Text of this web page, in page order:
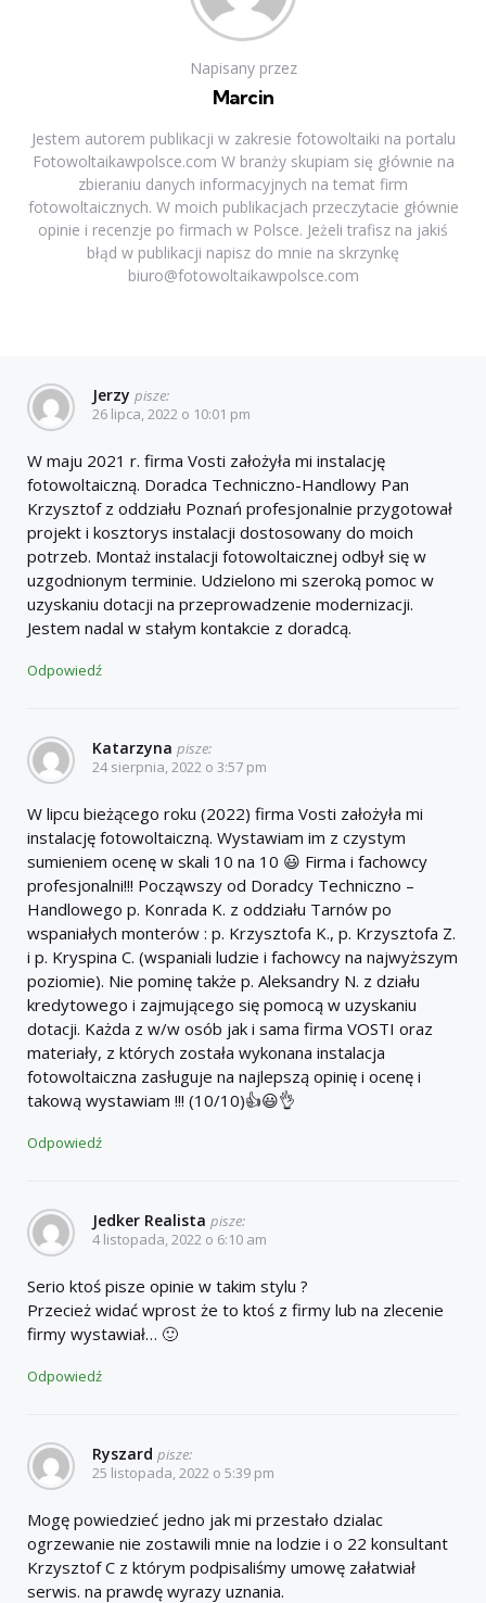
Napisany przez
Marcin
Jestem autorem publikacji w zakresie fotowoltaiki na portalu
Fotowoltaikawpolsce.com W branży skupiam się głównie na
zbieraniu danych informacyjnych na temat firm
fotowoltaicznych. W moich publikacjach przeczytacie głównie
opinie i recenzje po firmach w Polsce. Jeżeli trafisz na jakiś
błąd w publikacji napisz do mnie na skrzynkę
biuro@fotowoltaikawpolsce.com
Jerzy pisze:
26 lipca, 2022 o 10:01 pm
W maju 2021 r. firma Vosti założyła mi instalację
fotowoltaiczną. Doradca Techniczno-Handlowy Pan
Krzysztof z oddziału Poznań profesjonalnie przygotował
projekt i kosztorys instalacji dostosowany do moich
potrzeb. Montaż instalacji fotowoltaicznej odbył się w
uzgodnionym terminie. Udzielono mi szeroką pomoc w
uzyskaniu dotacji na przeprowadzenie modernizacji.
Jestem nadal w stałym kontakcie z doradcą.
Odpowiedź
Katarzyna pisze:
24 sierpnia, 2022 o 3:57 pm
W lipcu bieżącego roku (2022) firma Vosti założyła mi
instalację fotowoltaiczną. Wystawiam im z czystym
sumieniem ocenę w skali 10 na 10 😃 Firma i fachowcy
profesjonalni!!! Począwszy od Doradcy Techniczno –
Handlowego p. Konrada K. z oddziału Tarnów po
wspaniałych monterów : p. Krzysztofa K., p. Krzysztofa Z.
i p. Kryspina C. (wspaniali ludzie i fachowcy na najwyższym
poziomie). Nie pominę także p. Aleksandry N. z działu
kredytowego i zajmującego się pomocą w uzyskaniu
dotacji. Każda z w/w osób jak i sama firma VOSTI oraz
materiały, z których została wykonana instalacja
fotowoltaiczna zasługuje na najlepszą opinię i ocenę i
takową wystawiam !!! (10/10)👍😃👌
Odpowiedź
Jedker Realista pisze:
4 listopada, 2022 o 6:10 am
Serio ktoś pisze opinie w takim stylu ?
Przecież widać wprost że to ktoś z firmy lub na zlecenie
firmy wystawiał… 🙂
Odpowiedź
Ryszard pisze:
25 listopada, 2022 o 5:39 pm
Mogę powiedzieć jedno jak mi przestało dzialac
ogrzewanie nie zostawili mnie na lodzie i o 22 konsultant
Krzysztof C z którym podpisaliśmy umowę załatwiał
serwis. na prawdę wyrazy uznania.